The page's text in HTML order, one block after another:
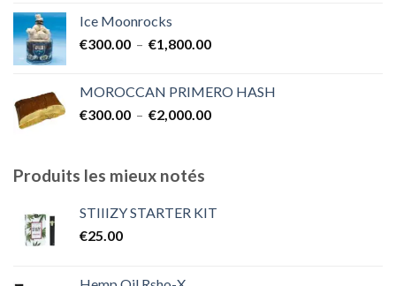
à
Ice Moonrocks
€300.00 – €1,800.00Plage
€300.00
à
MOROCCAN PRIMERO HASH
€300.00 – €2,000.00Plage
€2,000.00
Produits les mieux notés
STIIIZY STARTER KIT
€25.00